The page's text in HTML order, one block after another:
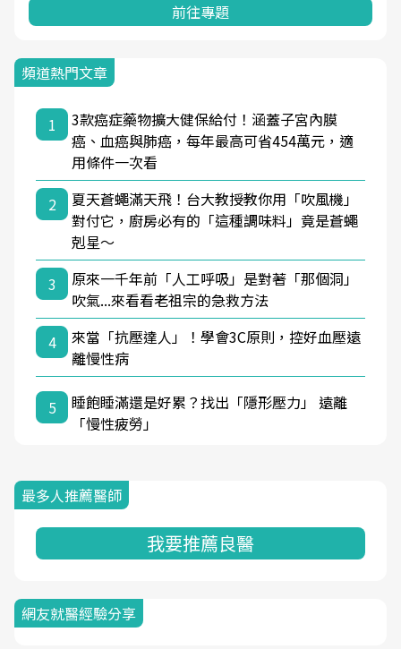
前往專題
頻道熱門文章
1
3款癌症藥物擴大健保給付！涵蓋子宮內膜
癌、血癌與肺癌，每年最高可省454萬元，適
用條件一次看
2
夏天蒼蠅滿天飛！台大教授教你用「吹風機」
對付它，廚房必有的「這種調味料」竟是蒼蠅
剋星～
3
原來一千年前「人工呼吸」是對著「那個洞」
吹氣...來看看老祖宗的急救方法
4
來當「抗壓達人」！學會3C原則，控好血壓遠
離慢性病
5
睡飽睡滿還是好累？找出「隱形壓力」 遠離
「慢性疲勞」
最多人推薦醫師
我要推薦良醫
網友就醫經驗分享